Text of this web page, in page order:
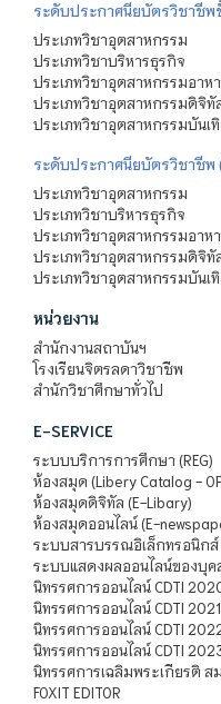
ระดับประกาศนียบัตรวิชาชีพ
ประเภทวิชาอุตสาหกรรม
ประเภทวิชาบริหารธุรกิจ
ประเภทวิชาอุตสาหกรรมอาห
ประเภทวิชาอุตสาหกรรมดิจิทั
ประเภทวิชาอุตสาหกรรมบันเ
ระดับประกาศนียบัตรวิชาชีพ
ประเภทวิชาอุตสาหกรรม
ประเภทวิชาบริหารธุรกิจ
ประเภทวิชาอุตสาหกรรมอาห
ประเภทวิชาอุตสาหกรรมดิจิทั
ประเภทวิชาอุตสาหกรรมบันเ
หน่วยงาน
สำนักงานสถาบันฯ
โรงเรียนจิตรลดาวิชาชีพ
สำนักวิชาศึกษาทั่วไป
E-SERVICE
ระบบบริการการศึกษา (REG)
ห้องสมุด (Libery Catalog -
ห้องสมุดดิจิทัล (E-Libary)
ห้องสมุดออนไลน์ (E-
ระบบสารบรรณอิเล็กทรอนิกส์
ระบบแสดงผลออนไลน์ของบุค
นิทรรศการออนไลน์ CDTI
นิทรรศการออนไลน์ CDTI 2021
นิทรรศการออนไลน์ CDTI
นิทรรศการออนไลน์ CDTI
นิทรรศการเฉลิมพระเกียรติ ส
FOXIT EDITOR